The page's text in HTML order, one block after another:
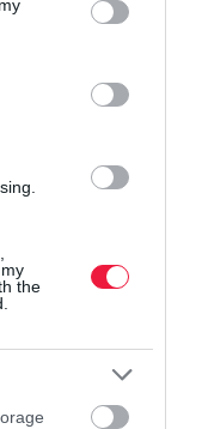
You may click to
party tags to
in below Google
the